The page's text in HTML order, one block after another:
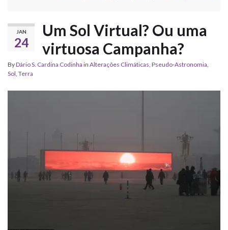
JAN
24
Um Sol Virtual? Ou uma
virtuosa Campanha?
ByDário S. Cardina Codinha in Alterações Climáticas, Pseudo-Astronomia,
Sol, Terra